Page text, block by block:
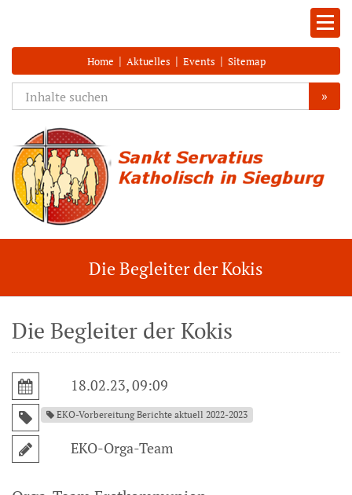
Home | Aktuelles | Events | Sitemap
»
Die Begleiter der Kokis
Die Begleiter der Kokis
18.02.23, 09:09
EKO-Vorbereitung Berichte aktuell 2022-2023
EKO-Orga-Team